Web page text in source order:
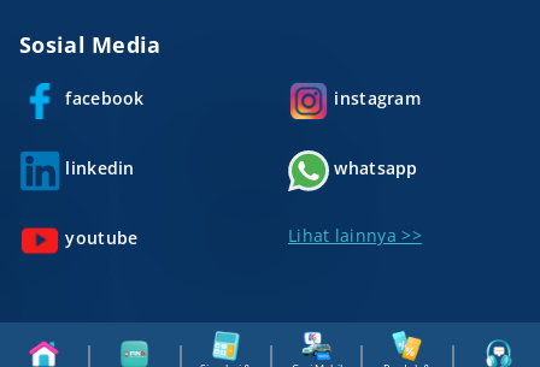
Sosial Media
facebook instagram
linkedin whatsapp
youtube Lihat lainnya >>